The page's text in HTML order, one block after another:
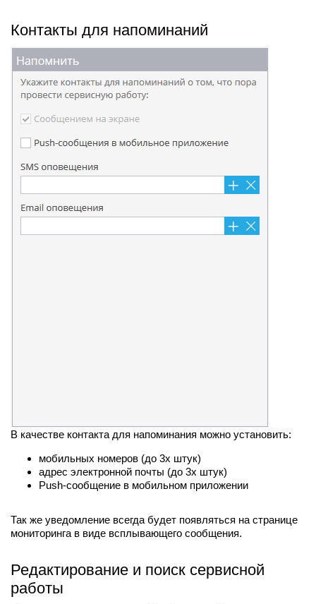
Контакты для напоминаний
В качестве контакта для напоминания можно установить:
мобильных номеров (до 3х штук)
адрес электронной почты (до 3х штук)
Push-сообщение в мобильном приложении
Так же уведомление всегда будет появляться на странице
мониторинга в виде всплывающего сообщения.
Редактирование и поиск сервисной
работы